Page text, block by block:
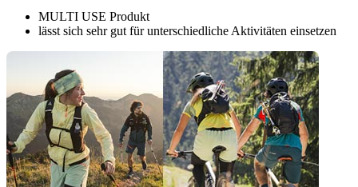
MULTI USE Produkt
lässt sich sehr gut für unterschiedliche Aktivitäten einsetzen